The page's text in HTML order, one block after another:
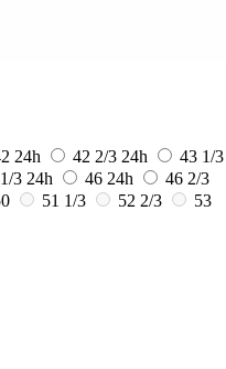
24h 42 2/3 24h
43 1/3
3 24h 46 24h
46 2/3
51 1/3 52 2/3
53